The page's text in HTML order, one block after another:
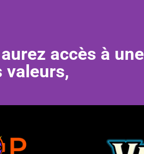
accès à une
valeurs,